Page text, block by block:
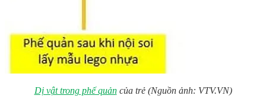
Dị vật trong phế quảncủa trẻ (Nguồn ảnh: VTV.VN)